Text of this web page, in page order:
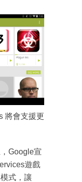
將會支援更
Google宣
遊戲
式，讓